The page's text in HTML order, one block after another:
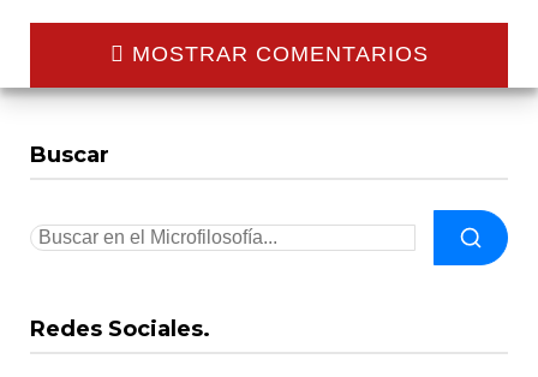
MOSTRAR COMENTARIOS
Buscar
Redes Sociales.